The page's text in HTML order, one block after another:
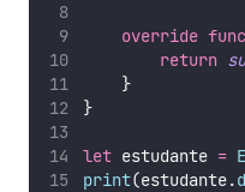
override func
return
    }
}
let estudante =
print(estudante.